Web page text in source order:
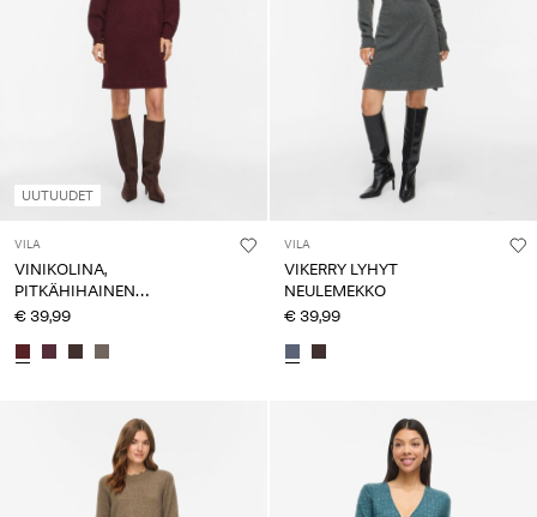
UUTUUDET
VILA
VINIKOLINA,
PITKÄHIHAINEN
NEULEMEKKO
€ 39,99
VILA
VIKERRY LYHYT
NEULEMEKKO
€ 39,99